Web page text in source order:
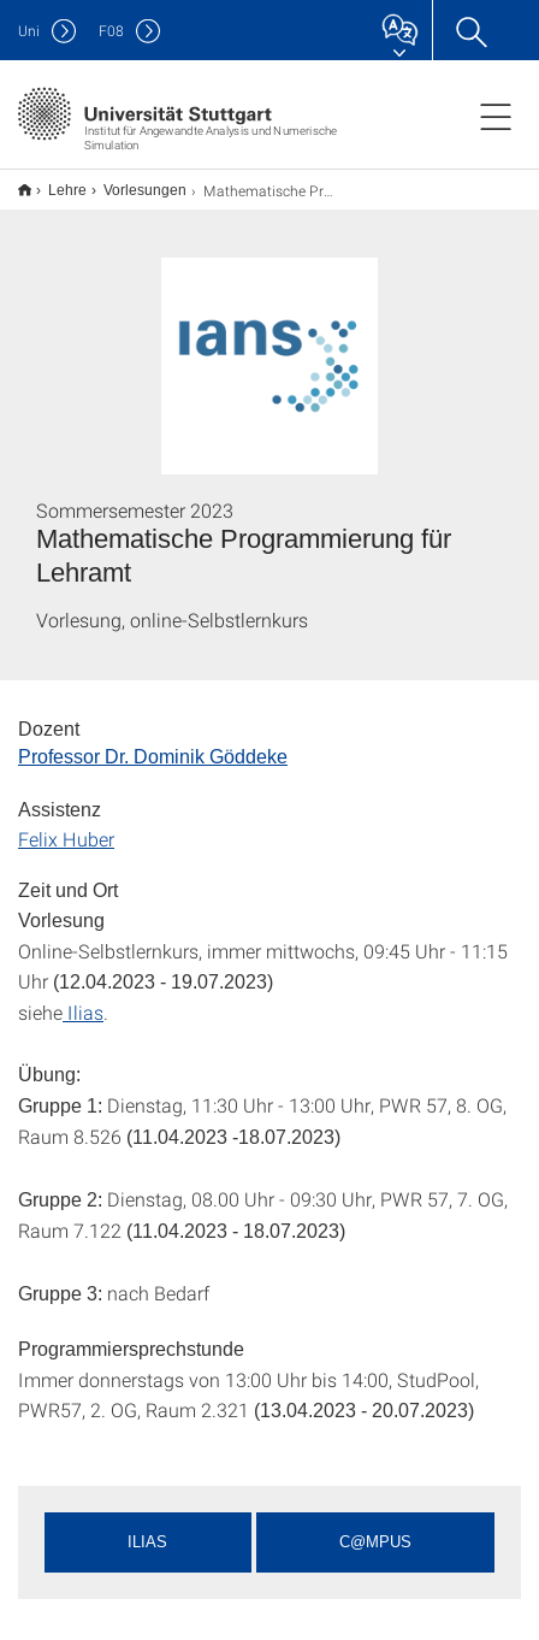
Institut für Angewandte Analysis und Numerische
Simulation
Uni F08
Lehre Vorlesungen Mathematische Programmierung für Lehramt
Mathematische Programmierung für
Lehramt
Sommersemester 2023
Vorlesung, online-Selbstlernkurs
Dozent
Professor Dr. Dominik Göddeke
Assistenz
Felix Huber
Zeit und Ort
Vorlesung
Online-Selbstlernkurs, immer mittwochs, 09:45 Uhr - 11:15
Uhr (12.04.2023 - 19.07.2023)
siehe Ilias
Übung:
Gruppe 1: Dienstag, 11:30 Uhr - 13:00 Uhr, PWR 57, 8. OG,
Raum 8.526 (11.04.2023 -18.07.2023)
Gruppe 2: Dienstag, 08.00 Uhr - 09:30 Uhr, PWR 57, 7. OG,
Raum 7.122 (11.04.2023 - 18.07.2023)
Gruppe 3: nach Bedarf
Programmiersprechstunde
Immer donnerstags von 13:00 Uhr bis 14:00, StudPool,
PWR57, 2. OG, Raum 2.321 (13.04.2023 - 20.07.2023)
ILIAS C@MPUS